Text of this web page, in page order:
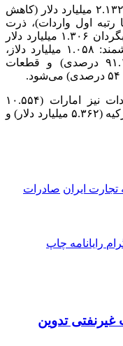
۲.۱۳۲میلیارد دلار (کاهش
رتبه اول واردات)، ذرت
۱.۳۰۶ میلیارد دلار
۱.۰۵۸ میلیارد دلاز ،
میلیارد دلار (افزایش ۹۱.۱۳ درصدی) و قطعات
کشورهای اصلی طرف معامله در واردات نیز امارات (۱۰.۵۵۴
میلیارد دلار)، چین (۹.۲۴۷ میلیارد دلار)، ترکیه (۵.۳۶۲ میلیارد دلار) و
ایران صادرات
رایانامه چاپ
تدوین